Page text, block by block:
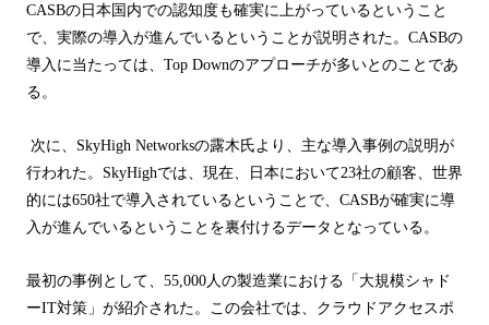
CASBの日本国内での認知度も確実に上がっているということ
で、実際の導入が進んでいるということが説明された。 CASBの
導入に当たっては、 Top Downのアプローチが多いとのことであ
る。
次に、 SkyHigh Networksの露木氏より、主な導入事例の説明が
行われた。 SkyHighでは、現在、日本において23社の顧客、世界
的には650社で導入されているということで、 CASBが確実に導
入が進んでいるということを裏付けるデータとなっている。
最初の事例として、 55,000 人の製造業における「大規模シャド
ーIT対策」が紹介された。この会社では、クラウドアクセスポ